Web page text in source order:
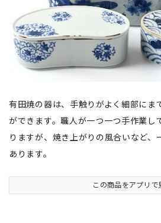
有田焼の器は、手触りがよく細部にま
ができます。職人が一つ一つ手作業し
りますが、焼き上がりの風合いなど、
あります。
この商品をアプリで